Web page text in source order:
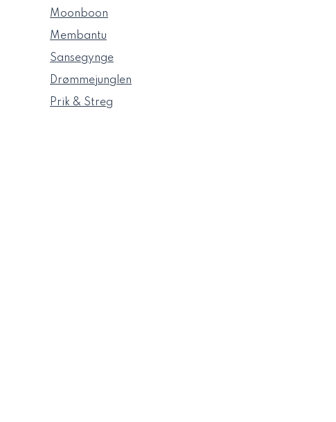
Moonboon
Membantu
Sansegynge
Drømmejunglen
Prik & Streg